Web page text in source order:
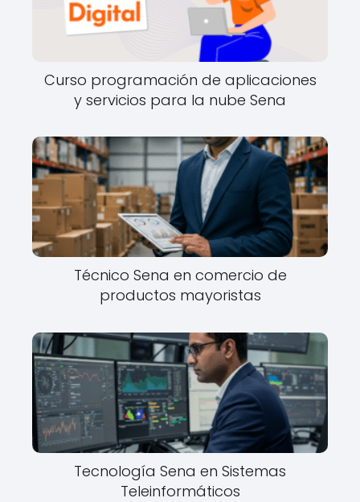
Curso programación de aplicaciones
y servicios para la nube Sena
Técnico Sena en comercio de
productos mayoristas
Tecnología Sena en Sistemas
Teleinformáticos